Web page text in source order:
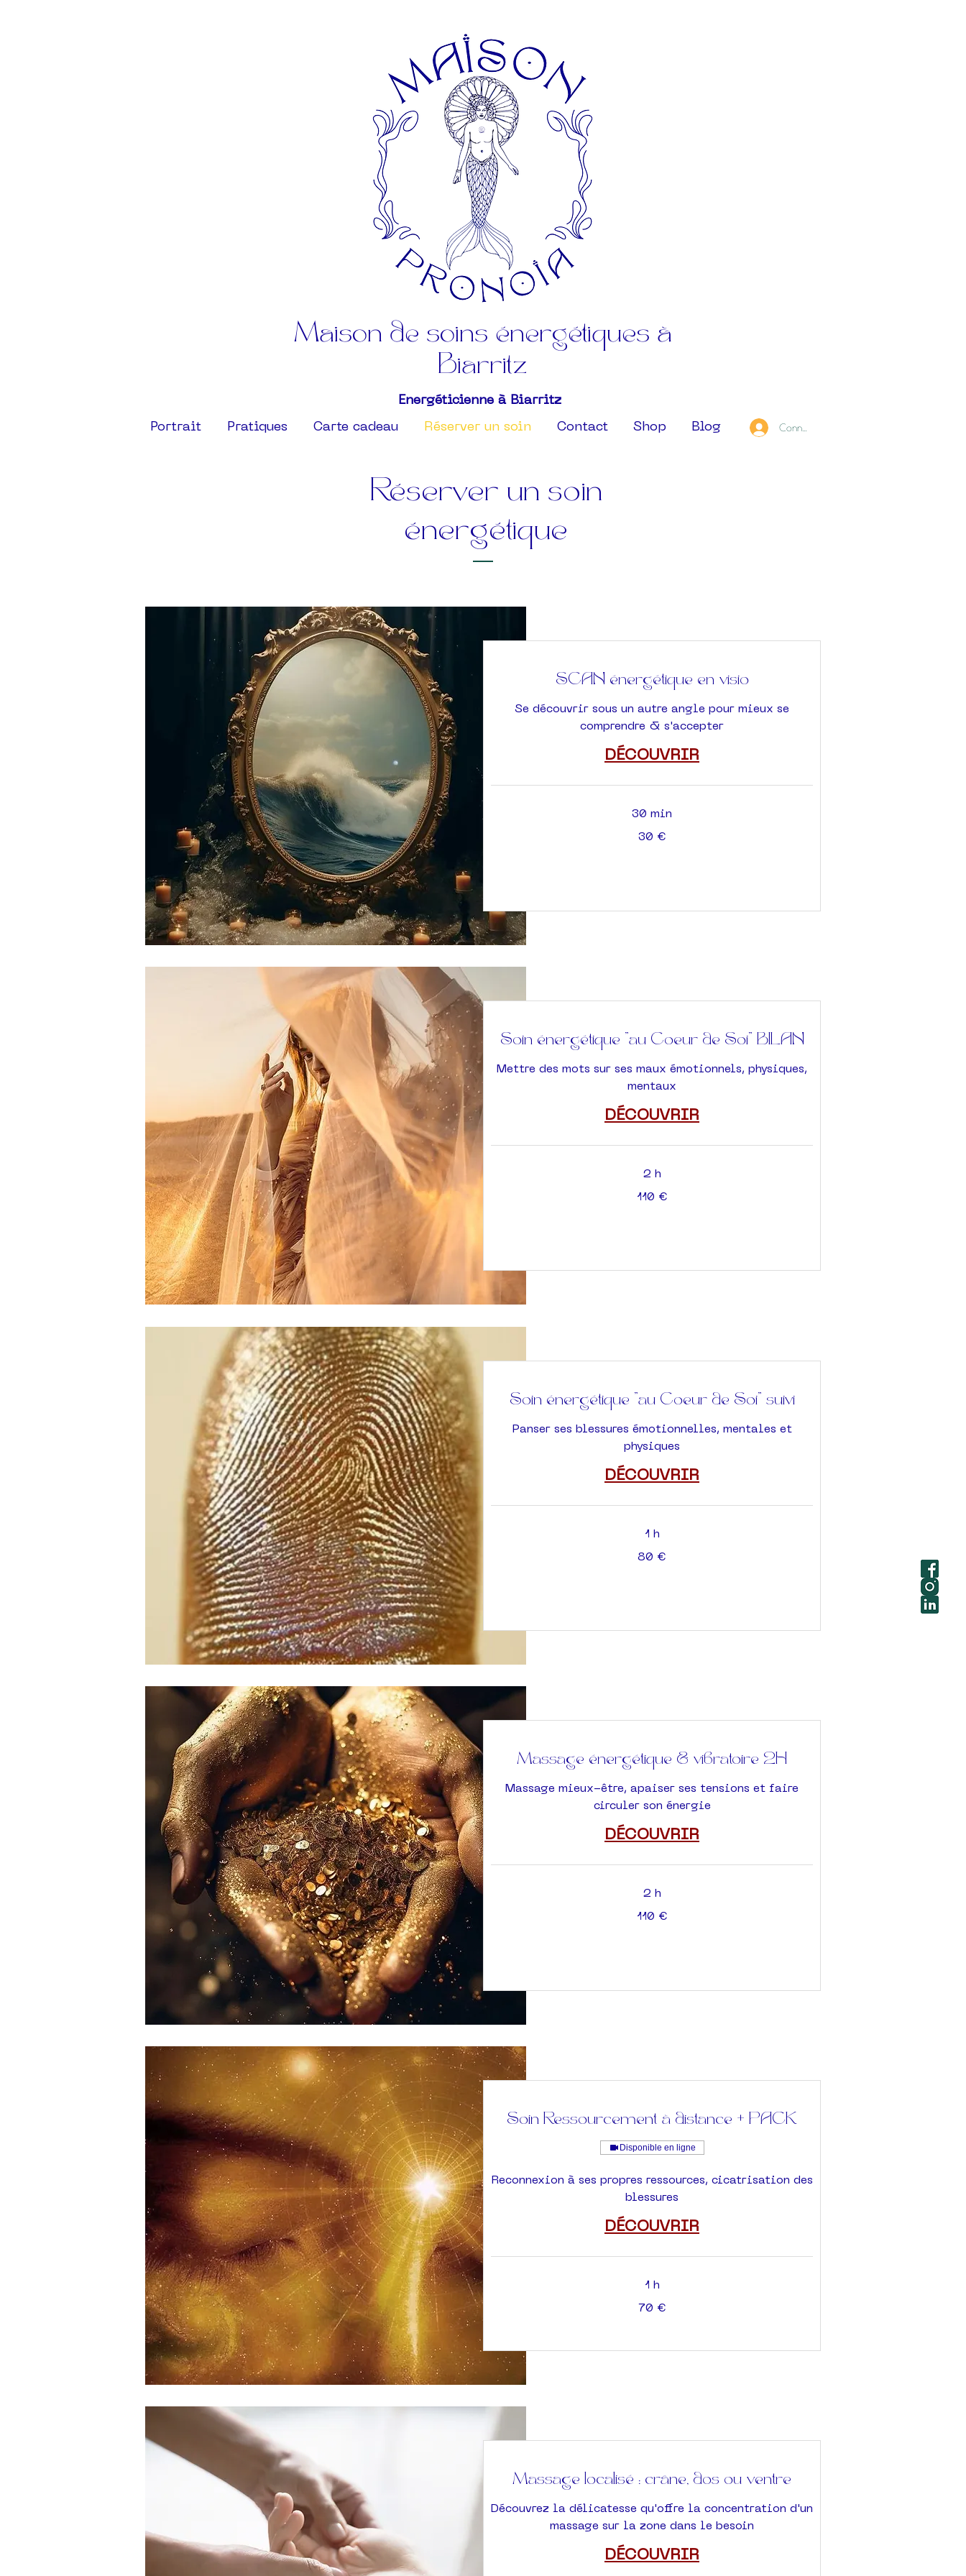
Maison de soins énergétiques à
Biarritz
Energéticienne à Biarritz
Portrait Pratiques Carte cadeau Réserver un soin Contact Shop Blog Connexion
Réserver un soin
énergétique
SCAN énergétique en visio
Se découvrir sous un autre angle pour mieux se
comprendre & s'accepter
DÉCOUVRIR
30 min
30 €
Soin énergétique "au Coeur de Soi" BILAN
Mettre des mots sur ses maux émotionnels, physiques,
mentaux
DÉCOUVRIR
2 h
110 €
Soin énergétique "au Coeur de Soi" suivi
Panser ses blessures émotionnelles, mentales et
physiques
DÉCOUVRIR
1 h
80 €
Massage énergétique & vibratoire 2H
Massage mieux-être, apaiser ses tensions et faire
circuler son énergie
DÉCOUVRIR
2 h
110 €
Soin Ressourcement à distance + PACK
Disponible en ligne
Reconnexion à ses propres ressources, cicatrisation des
blessures
DÉCOUVRIR
1 h
70 €
Massage localisé : crâne, dos ou ventre
Découvrez la délicatesse qu'offre la concentration d'un
massage sur la zone dans le besoin
DÉCOUVRIR